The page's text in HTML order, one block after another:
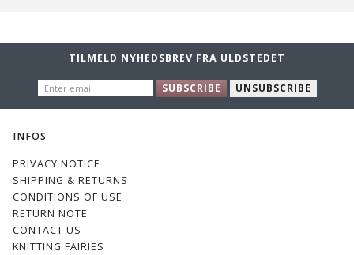
TILMELD NYHEDSBREV FRA ULDSTEDET
EMAIL
SUBSCRIBE UNSUBSCRIBE
INFOS
PRIVACY NOTICE
SHIPPING & RETURNS
CONDITIONS OF USE
RETURN NOTE
CONTACT US
KNITTING FAIRIES